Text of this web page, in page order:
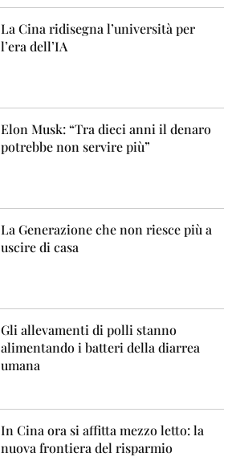
La Cina ridisegna l’università per
l’era dell’IA
Elon Musk: “Tra dieci anni il denaro
potrebbe non servire più”
La Generazione che non riesce più a
uscire di casa
Gli allevamenti di polli stanno
alimentando i batteri della diarrea
umana
In Cina ora si affitta mezzo letto: la
nuova frontiera del risparmio